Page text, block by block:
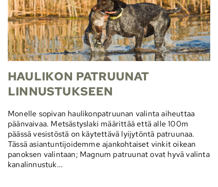
HAULIKON PATRUUNAT
LINNUSTUKSEEN
Monelle sopivan haulikonpatruunan valinta aiheuttaa
päänvaivaa. Metsästyslaki määrittää että alle 100m
päässä vesistöstä on käytettävä lyijytöntä patruunaa.
Tässä asiantuntijoidemme ajankohtaiset vinkit oikean
panoksen valintaan; Magnum patruunat ovat hyvä valinta
kanalinnustuk...